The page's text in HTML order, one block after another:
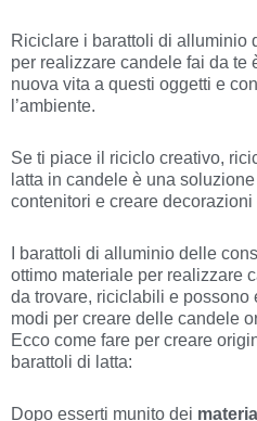
Riciclare i barattoli di alluminio
per realizzare candele fai da te
nuova vita a questi oggetti e
l’ambiente.
Se ti piace il riciclo creativo,
latta in candele è una
contenitori e creare
I barattoli di alluminio delle
ottimo materiale per realizzare
da trovare, riciclabili e possono
modi per creare delle candele
Ecco come fare per creare
barattoli di latta:
Dopo esserti munito dei